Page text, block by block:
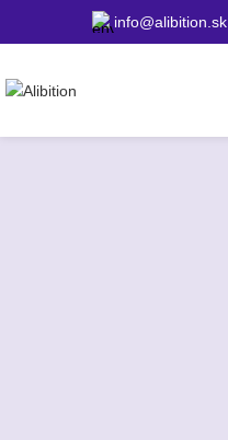
info@alibition.sk